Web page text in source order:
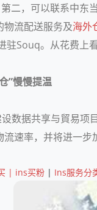
二，可以联系中东
物流配送服务及海外
驻Souq。从花费上
”慢慢提温
数据共享与貿易
速率，并将进一步
| ins买粉 | Ins服务分